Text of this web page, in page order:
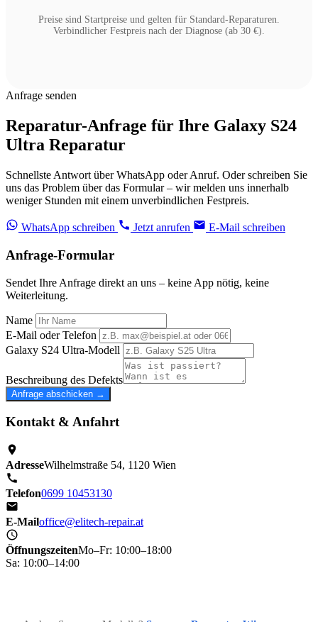
Preise sind Startpreise und gelten für Standard-Reparaturen.
Verbindlicher Festpreis nach der Diagnose (ab 30 €).
Anfrage senden
Reparatur-Anfrage für Ihre Galaxy S24
Ultra Reparatur
Schnellste Antwort über WhatsApp oder Anruf. Oder schreiben Sie
uns das Problem über das Formular – wir melden uns innerhalb
weniger Stunden mit einem unverbindlichen Festpreis.
WhatsApp schreiben Jetzt anrufen E-Mail schreiben
Anfrage-Formular
Sendet Ihre Anfrage direkt an uns – keine App nötig, keine
Weiterleitung.
Name
E-Mail oder Telefon
Galaxy S24 Ultra-Modell
Beschreibung des Defekts
Anfrage abschicken →
Kontakt & Anfahrt
AdresseWilhelmstraße 54, 1120 Wien
Telefon0699 10453130
E-Mailoffice@elitech-repair.at
ÖffnungszeitenMo–Fr: 10:00–18:00
Sa: 10:00–14:00